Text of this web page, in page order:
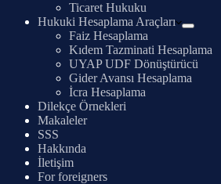
Ticaret Hukuku
Hukuki Hesaplama Araçları
Faiz Hesaplama
Kıdem Tazminati Hesaplama
UYAP UDF Dönüştürücü
Gider Avansı Hesaplama
İcra Hesaplama
Dilekçe Örnekleri
Makaleler
SSS
Hakkında
İletişim
For foreigners